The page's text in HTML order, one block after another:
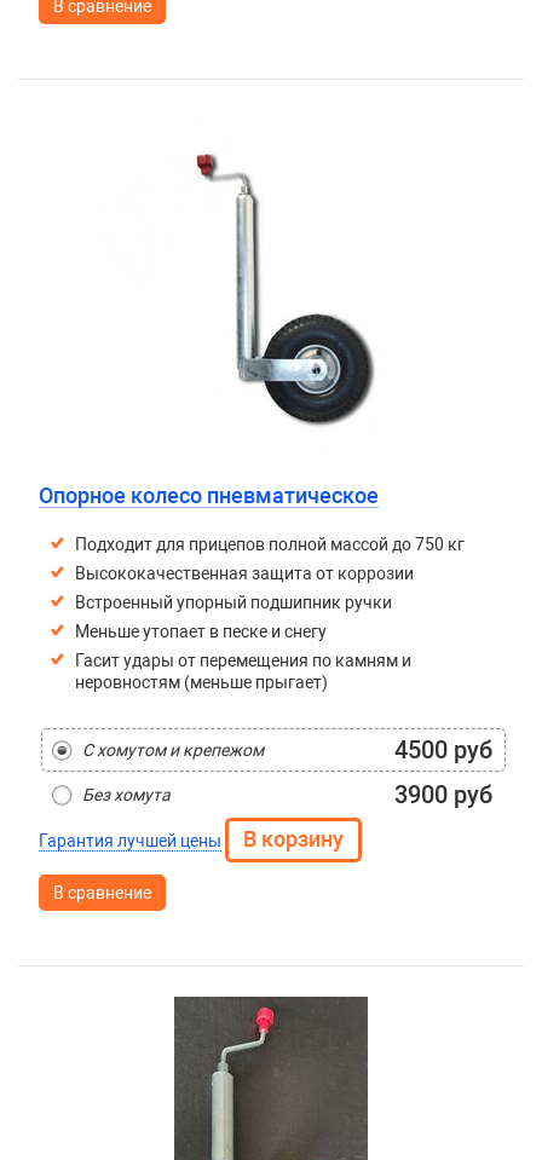
В сравнение
Опорное колесо пневматическое
Подходит для прицепов полной массой до 750 кг
Высококачественная защита от коррозии
Встроенный упорный подшипник ручки
Меньше утопает в песке и снегу
Гасит удары от перемещения по камням и
неровностям (меньше прыгает)
С хомутом и крепежом 4500 руб
Без хомута 3900 руб
Гарантия лучшей цены
В сравнение